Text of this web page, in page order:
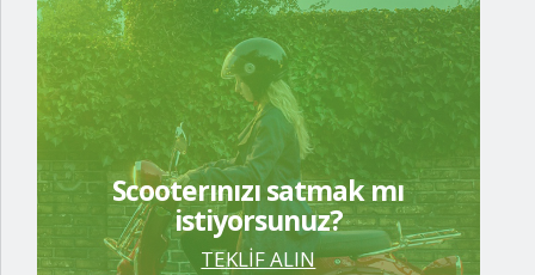
Scooterınızı satmak mı
istiyorsunuz?
TEKLİF ALIN